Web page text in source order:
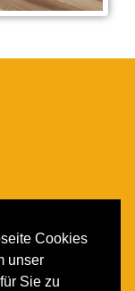
Cookies
unser
Sie zu